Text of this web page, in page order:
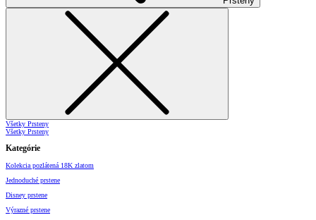
Všetky Prsteny
Všetky Prsteny
Kategórie
Kolekcia pozlátená 18K zlatom
Jednoduché prstene
Disney prstene
Výrazné prstene